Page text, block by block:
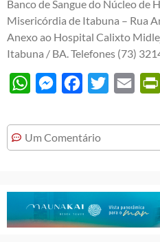
Banco de Sangue do Núcleo de
Misericórdia de Itabuna – Rua
Anexo ao Hospital Calixto
Itabuna / BA. Telefones (73)
WhatsAppMessengerFacebook
Twitter Email
Um Comentário